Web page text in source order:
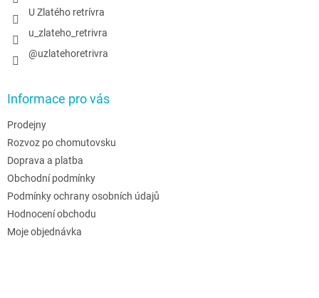
U Zlatého retrívra
u_zlateho_retrivra
@uzlatehoretrivra
Informace pro vás
Prodejny
Rozvoz po chomutovsku
Doprava a platba
Obchodní podmínky
Podmínky ochrany osobních údajů
Hodnocení obchodu
Moje objednávka